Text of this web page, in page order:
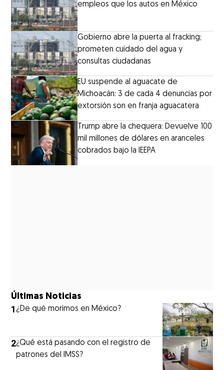
empleos que los autos en México
Gobierno abre la puerta al fracking;
prometen cuidado del agua y
consultas ciudadanas
EU suspende al aguacate de
Michoacán: 3 de cada 4 denuncias por
extorsión son en franja aguacatera
Trump abre la chequera: Devuelve 100
mil millones de dólares en aranceles
cobrados bajo la IEEPA
Últimas Noticias
1¿De qué morimos en México?
2¿Qué está pasando con el registro de
patrones del IMSS?